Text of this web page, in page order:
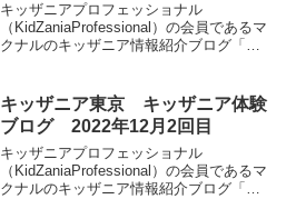
キッザニアプロフェッショナル
（KidZaniaProfessional）の会員であるマ
クナルのキッザニア情報紹介ブログ「キ
ントとアクティビティの特別仕様につい
てご紹介します。
キッザニア東京 キッザニア体験
ブログ 2022年12月2回目
キッザニアプロフェッショナル
（KidZaniaProfessional）の会員であるマ
クナルのキッザニア情報紹介ブログ「キ